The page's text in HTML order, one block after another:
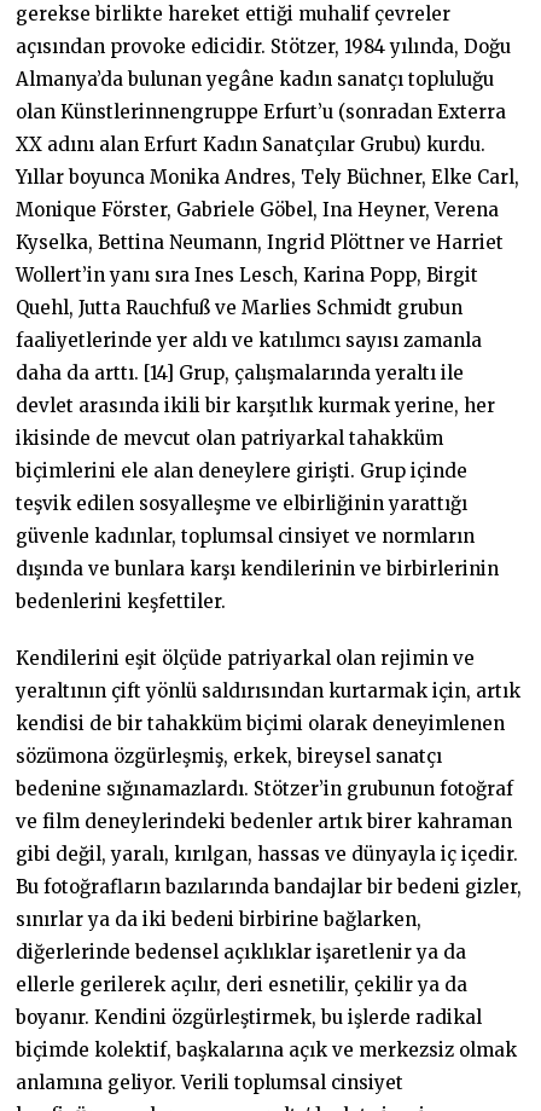
gerekse birlikte hareket ettiği muhalif çevreler
açısından provoke edicidir. Stötzer, 1984 yılında, Doğu
Almanya’da bulunan yegâne kadın sanatçı topluluğu
olan Künstlerinnengruppe Erfurt’u (sonradan Exterra
XX adını alan Erfurt Kadın Sanatçılar Grubu) kurdu.
Yıllar boyunca Monika Andres, Tely Büchner, Elke Carl,
Monique Förster, Gabriele Göbel, Ina Heyner, Verena
Kyselka, Bettina Neumann, Ingrid Plöttner ve Harriet
Wollert’in yanı sıra Ines Lesch, Karina Popp, Birgit
Quehl, Jutta Rauchfuß ve Marlies Schmidt grubun
faaliyetlerinde yer aldı ve katılımcı sayısı zamanla
daha da arttı. [14] Grup, çalışmalarında yeraltı ile
devlet arasında ikili bir karşıtlık kurmak yerine, her
ikisinde de mevcut olan patriyarkal tahakküm
biçimlerini ele alan deneylere girişti. Grup içinde
teşvik edilen sosyalleşme ve elbirliğinin yarattığı
güvenle kadınlar, toplumsal cinsiyet ve normların
dışında ve bunlara karşı kendilerinin ve birbirlerinin
bedenlerini keşfettiler.
Kendilerini eşit ölçüde patriyarkal olan rejimin ve
yeraltının çift yönlü saldırısından kurtarmak için, artık
kendisi de bir tahakküm biçimi olarak deneyimlenen
sözümona özgürleşmiş, erkek, bireysel sanatçı
bedenine sığınamazlardı. Stötzer’in grubunun fotoğraf
ve film deneylerindeki bedenler artık birer kahraman
gibi değil, yaralı, kırılgan, hassas ve dünyayla iç içedir.
Bu fotoğrafların bazılarında bandajlar bir bedeni gizler,
sınırlar ya da iki bedeni birbirine bağlarken,
diğerlerinde bedensel açıklıklar işaretlenir ya da
ellerle gerilerek açılır, deri esnetilir, çekilir ya da
boyanır. Kendini özgürleştirmek, bu işlerde radikal
biçimde kolektif, başkalarına açık ve merkezsiz olmak
anlamına geliyor. Verili toplumsal cinsiyet